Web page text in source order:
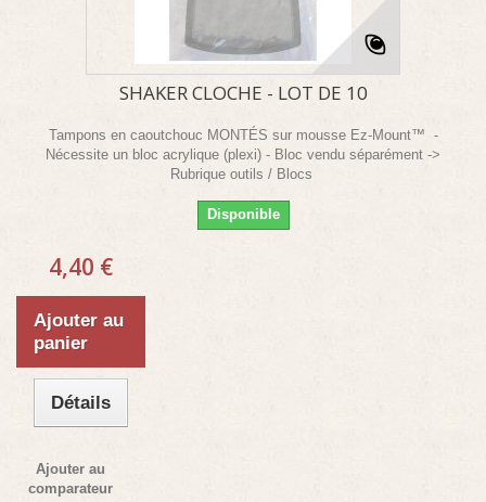
SHAKER CLOCHE - LOT DE 10
Tampons en caoutchouc MONTÉS sur mousse Ez-Mount™ -
Nécessite un bloc acrylique (plexi) - Bloc vendu séparément ->
Rubrique outils / Blocs
Disponible
4,40 €
Ajouter au
panier
Détails
Ajouter au
comparateur